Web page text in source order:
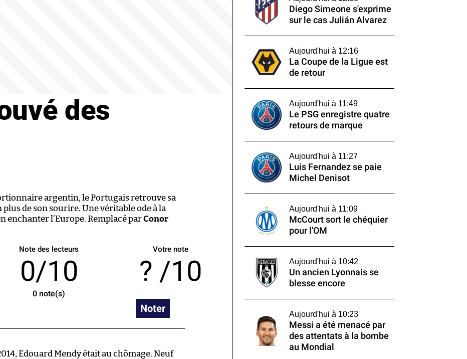
des
argentin, le Portugais retrouve sa
plus de son sourire. Une véritable ode à la
enchanter l’Europe. Remplacé parConor
Note des lecteurs
0/10
0 note(s)
Votre note
/10
Noter
Edouard Mendy était au chômage. Neuf
Diego Simeone s'exprime
sur le cas Julián Alvarez
Aujourd'hui à 12:16
La Coupe de la Ligue est
de retour
Aujourd'hui à 11:49
Le PSG enregistre quatre
retours de marque
Aujourd'hui à 11:27
Luis Fernandez se paie
Michel Denisot
Aujourd'hui à 11:09
McCourt sort le chéquier
pour l'OM
Aujourd'hui à 10:42
Un ancien Lyonnais se
blesse encore
Aujourd'hui à 10:23
Messi a été menacé par
des attentats à la bombe
au Mondial